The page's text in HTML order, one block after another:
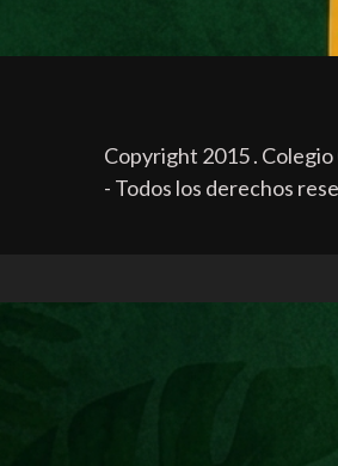
Copyright 2015 .
- Todos los derechos